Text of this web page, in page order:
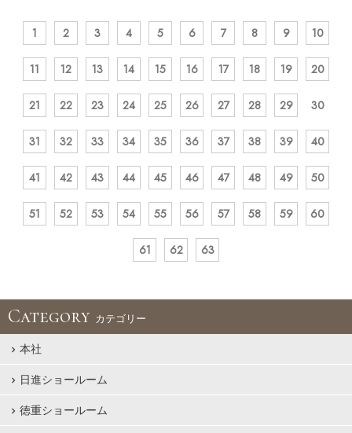
1 2 3 4 5 6 7 8 9 10
11 12 13 14 15 16 17 18 19 20
21 22 23 24 25 26 27 28 29 30
31 32 33 34 35 36 37 38 39 40
41 42 43 44 45 46 47 48 49 50
51 52 53 54 55 56 57 58 59 60
61 62 63
Category カテゴリー
本社
日進ショールーム
徳重ショールーム